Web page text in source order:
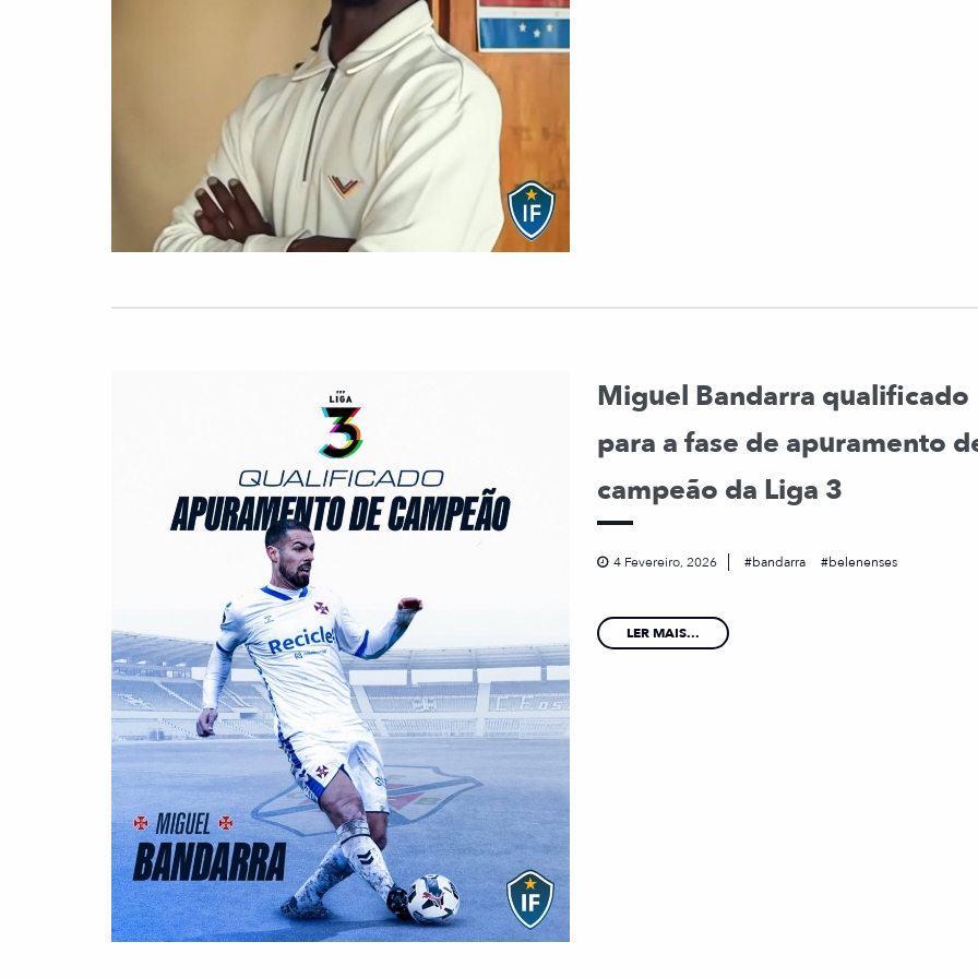
Miguel Bandarra qualificado
para a fase de apuramento
campeão da Liga 3
4 Fevereiro, 2026 bandarra belenenses
LER MAIS...